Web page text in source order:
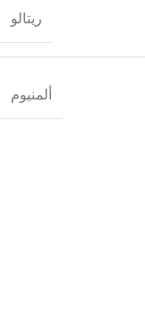
ريتالو
ألمنيوم